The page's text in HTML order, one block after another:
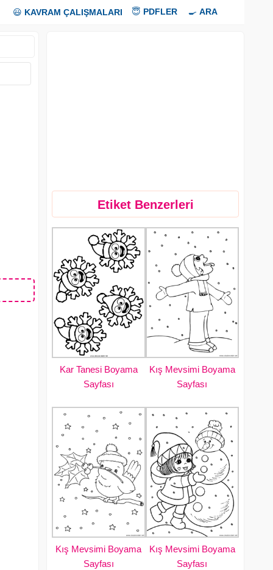
😃 KAVRAM ÇALIŞMALARI 😇 PDFLER 🍳 ARA
Etiket Benzerleri
Kar Tanesi Boyama
Sayfası
Kış Mevsimi Boyama
Sayfası
Kış Mevsimi Boyama
Sayfası
Kış Mevsimi Boyama
Sayfası